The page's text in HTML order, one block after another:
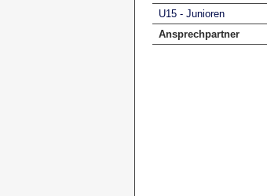
U15 - Junioren
Ansprechpartner